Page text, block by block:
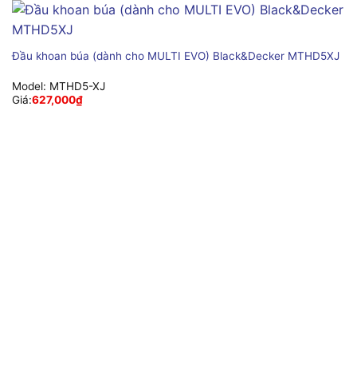
Đầu khoan búa (dành cho MULTI EVO) Black&Decker MTHD5XJ
Model: MTHD5-XJ
Giá:627,000₫